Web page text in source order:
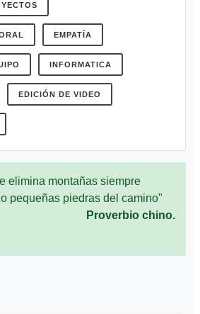
EMPATÍA
INFORMATICA
EDICIÓN DE VIDEO
elimina montañas siempre
pequeñas piedras del camino"
Proverbio chino.